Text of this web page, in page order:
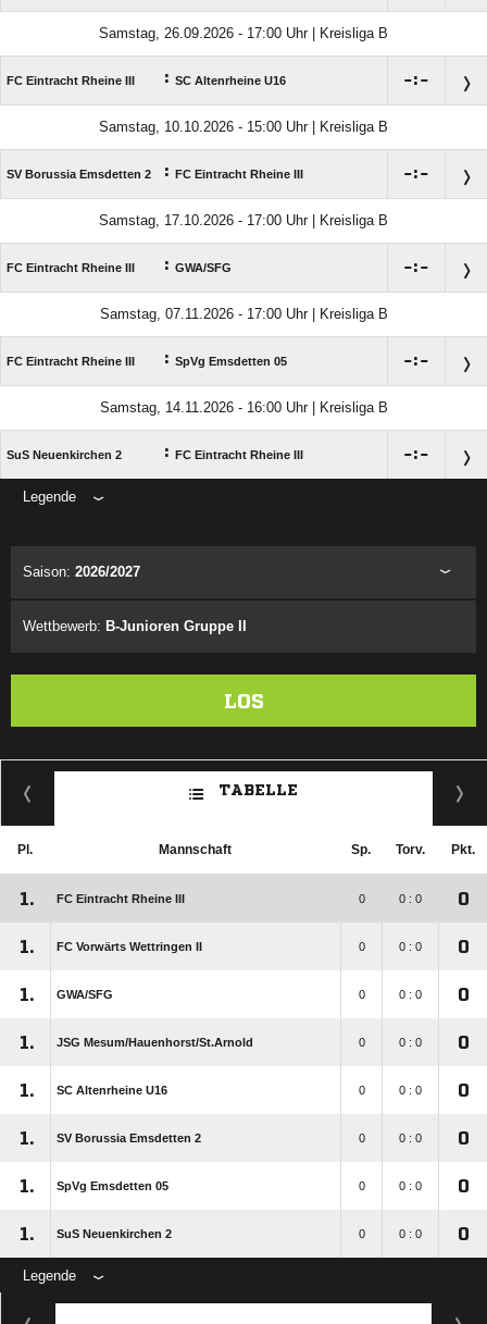
Samstag, 26.09.2026 - 17:00 Uhr | Kreisliga B
FC Eintracht Rheine III : SC Altenrheine U16 :
Samstag, 10.10.2026 - 15:00 Uhr | Kreisliga B
SV Borussia Emsdetten 2 : FC Eintracht Rheine III :
Samstag, 17.10.2026 - 17:00 Uhr | Kreisliga B
FC Eintracht Rheine III : GWA/​SFG :
Samstag, 07.11.2026 - 17:00 Uhr | Kreisliga B
FC Eintracht Rheine III : SpVg Emsdetten 05 :
Samstag, 14.11.2026 - 16:00 Uhr | Kreisliga B
SuS Neuenkirchen 2 : FC Eintracht Rheine III :
Legende
Saison: 2026/2027
Wettbewerb: B-Junioren Gruppe II
LOS
TABELLE
Pl. Mannschaft Sp. Torv. Pkt.
1. FC Eintracht Rheine III 0 0 : 0 0
1. FC Vorwärts Wettringen II 0 0 : 0 0
1. GWA/​SFG 0 0 : 0 0
1. JSG Mesum/​Hauenhorst/​St.Arnold 0 0 : 0 0
1. SC Altenrheine U16 0 0 : 0 0
1. SV Borussia Emsdetten 2 0 0 : 0 0
1. SpVg Emsdetten 05 0 0 : 0 0
1. SuS Neuenkirchen 2 0 0 : 0 0
Legende